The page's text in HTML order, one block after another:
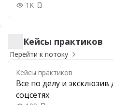
1K Добавить в закладки
Кейсы практиков
Кейсы практиков
Перейти к потоку
Кейсы практиков
Все по делу и
соцсетях